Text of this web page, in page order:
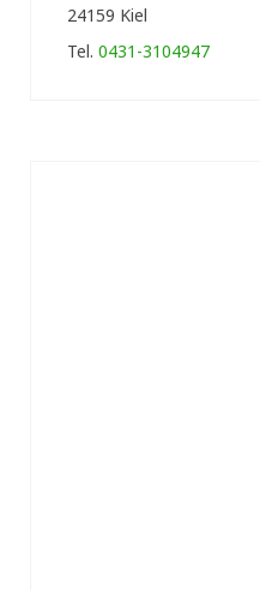
24159 Kiel
Tel. 0431-3104947